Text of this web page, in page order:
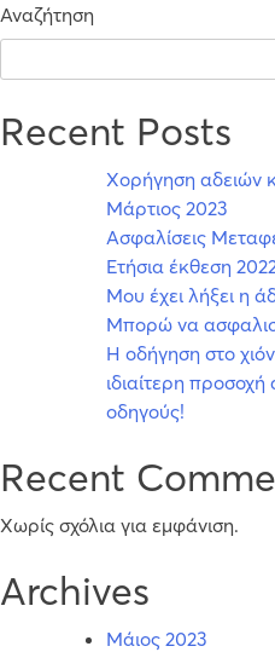
κλάδος
στο
Solutions
V
–
LOGISTICS
PEST
ANALYSIS
Αναζήτηση
Recent Posts
Χορήγηση αδειών
Μάρτιος 2023
Ασφαλίσεις
Ετήσια έκθεση
Μου έχει λήξει η
Μπορώ να
Η οδήγηση στο
ιδιαίτερη
οδηγούς!
Recent
Χωρίς σχόλια για εμφάνιση.
Archives
Μάιος 2023